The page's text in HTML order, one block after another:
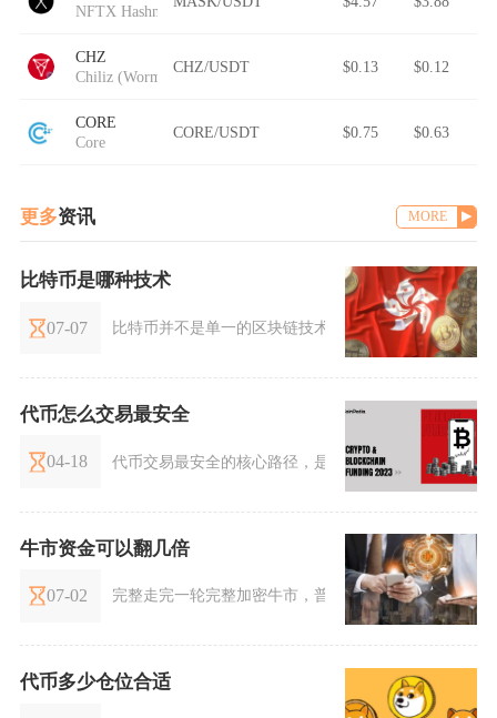
NFTX Hashmasks Index
CHZ
Chiliz (Wormhole)
CHZ/USDT $0.13 $0.12
CORE
Core
CORE/USDT $0.75 $0.63
更多资讯 MORE
比特币是哪种技术
07-07 比特币并不是单一的区块链技术，而是融合了点对点分
代币怎么交易最安全
04-18 代币交易最安全的核心路径，是选择头部合规交易所、
牛市资金可以翻几倍
07-02 完整走完一轮完整加密牛市，普通投资者依托合理仓位
代币多少仓位合适